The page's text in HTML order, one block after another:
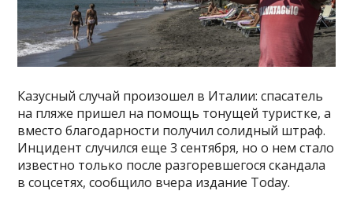
Казусный случай произошел в Италии: спасатель
на пляже пришел на помощь тонущей туристке, а
вместо благодарности получил солидный штраф.
Инцидент случился еще 3 сентября, но о нем стало
известно только после разгоревшегося скандала
в соцсетях, сообщило вчера издание Today.